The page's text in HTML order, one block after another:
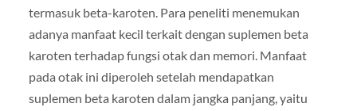
termasuk beta-karoten. Para peneliti menemukan
adanya manfaat kecil terkait dengan suplemen beta
karoten terhadap fungsi otak dan memori. Manfaat
pada otak ini diperoleh setelah mendapatkan
suplemen beta karoten dalam jangka panjang, yaitu